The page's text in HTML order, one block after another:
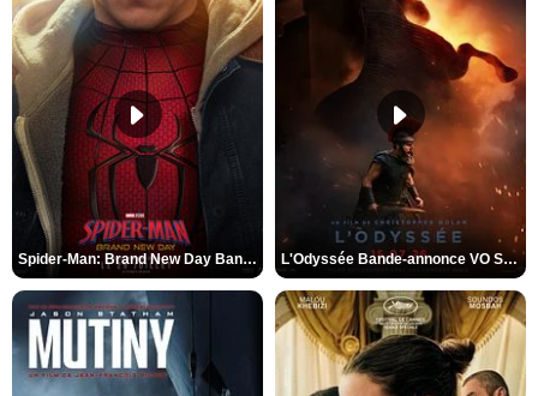
Spider-Man: Brand New Day Bande-annonce VO STFR L'Odyssée Bande-annonce VO STFR